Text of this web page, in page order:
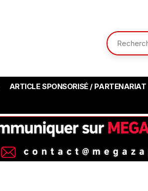
ARTICLE SPONSORISÉ / PARTENARIAT